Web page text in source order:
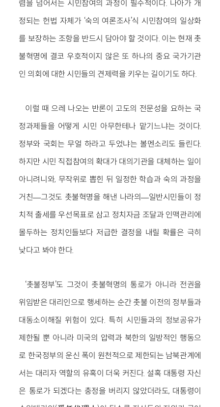
렴을 넘어서는 시민참여의 과정이 필수적이다. 나아가 개
정되는 헌법 자체가 ‘숙의 여론조사’식 시민참여의 일상화
를 보장하는 조항을 반드시 담아야 할 것이다. 이는 현재 촛
불혁명에 결코 우호적이지 않은 또 하나의 중요 국가기관
인 의회에 대한 시민들의 견제력을 키우는 길이기도 하다.
이럴 때 으레 나오는 반론이 고도의 전문성을 요하는 국
정과제들을 어떻게 시민 아무한테나 맡기느냐는 것이다.
정부와 국회는 무얼 하라고 두었냐는 볼멘소리도 들린다.
하지만 시민 직접참여의 확대가 대의기관을 대체하는 일이
아니려니와, 무작위로 뽑힌 뒤 일정한 학습과 숙의 과정을
거친—그것도 촛불혁명을 해낸 나라의—일반시민들이 정
치적 출세를 우선목표로 삼고 정치자금 조달과 인맥관리에
몰두하는 정치인들보다 저급한 결정을 내릴 확률은 극히
낮다고 봐야 한다.
‘촛불정부’도 그것이 촛불혁명의 통로가 아니라 전권을
위임받은 대리인으로 행세하는 순간 촛불 이전의 정부들과
대동소이해질 위험이 있다. 특히 시민들과의 정보공유가
제한될 뿐 아니라 미국의 압력과 북한의 일방적인 행동으
로 한국정부의 운신 폭이 원천적으로 제한되는 남북관계에
서는 대리자 역할의 유혹이 더욱 커진다. 설혹 대통령 자신
은 통로가 되겠다는 충정을 버리지 않았더라도, 대통령이